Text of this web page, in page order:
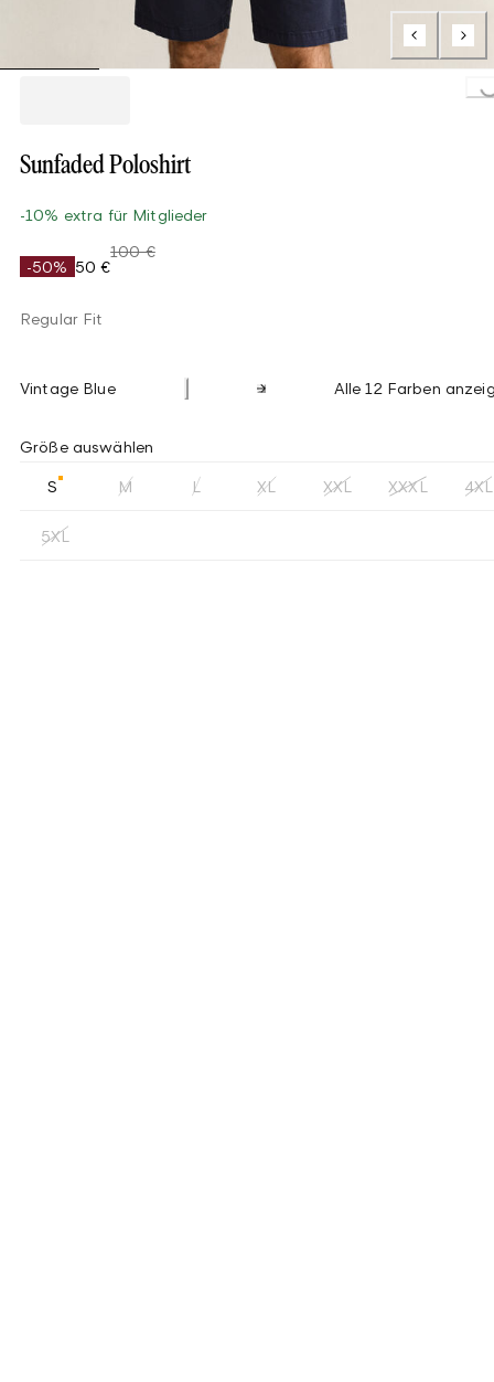
Loading...
Sunfaded Poloshirt
-10% extra für Mitglieder
-50% 50 €
100 €
Regular Fit
Vintage Blue Alle 12 Farben
Größe auswählen
S M L XL XXL XXXL 4XL
5XL